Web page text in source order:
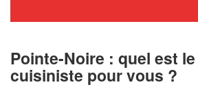
Pointe-Noire : quel est
cuisiniste pour vous ?